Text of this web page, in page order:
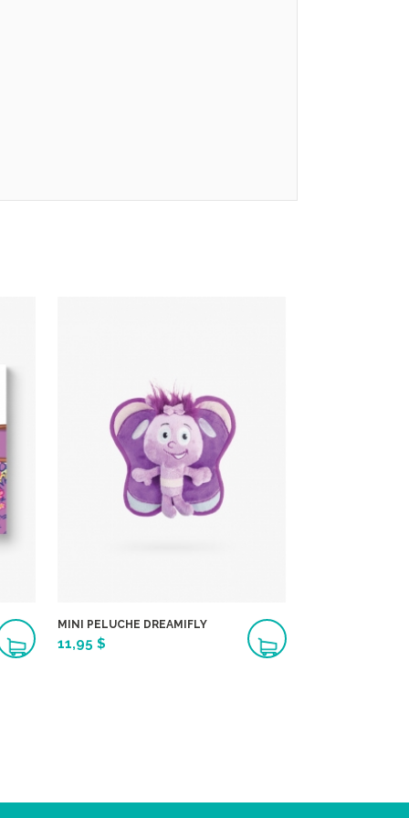
MINI PELUCHE DREAMIFLY
11,95 $